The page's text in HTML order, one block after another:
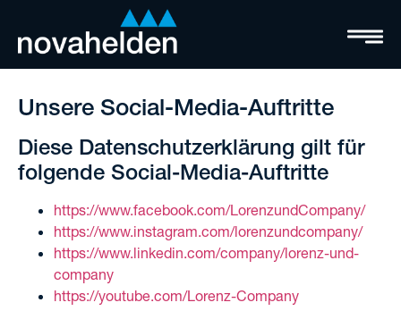
Unsere Social-Media-Auftritte
Diese Datenschutzerklärung gilt für
folgende Social-Media-Auftritte
https://www.facebook.com/LorenzundCompany/
https://www.instagram.com/lorenzundcompany/
https://www.linkedin.com/company/lorenz-und-
company
https://youtube.com/Lorenz-Company